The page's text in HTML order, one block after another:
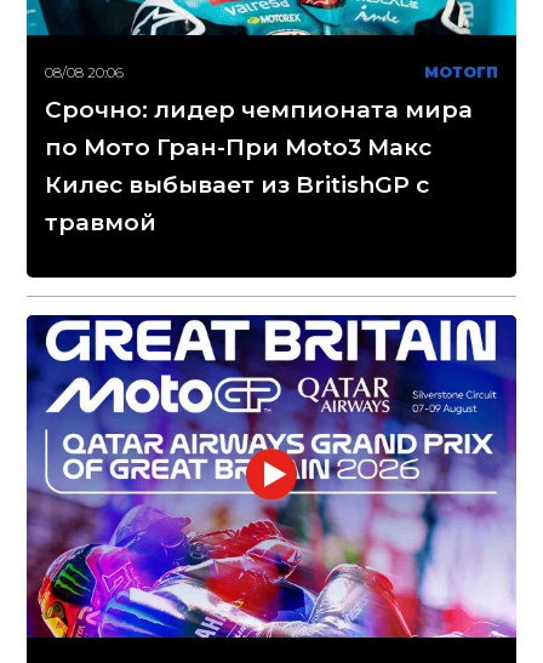
08/08 20:06 МОТОГП
Срочно: лидер чемпионата мира
по Мото Гран-При Moto3 Макс
Килес выбывает из BritishGP с
травмой